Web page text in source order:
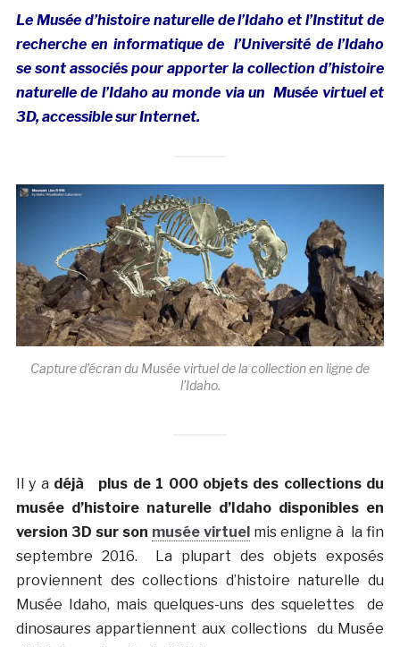
Le Musée d’histoire naturelle de l’Idaho et l’Institut de
recherche en informatique de l’Université de l’Idaho
se sont associés pour apporter la collection d’histoire
naturelle de l’Idaho au monde via un Musée virtuel et
3D, accessible sur Internet.
Capture d’écran du Musée virtuel de la collection en ligne de
l’Idaho.
Il y a déjà plus de 1 000 objets des collections du
musée d’histoire naturelle d’Idaho disponibles en
version 3D sur son musée virtuel mis enligne à la fin
septembre 2016. La plupart des objets exposés
proviennent des collections d’histoire naturelle du
Musée Idaho, mais quelques-uns des squelettes de
dinosaures appartiennent aux collections du Musée